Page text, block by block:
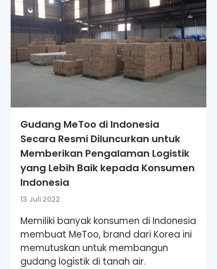
Gudang MeToo di Indonesia
Secara Resmi Diluncurkan untuk
Memberikan Pengalaman Logistik
yang Lebih Baik kepada Konsumen
Indonesia
13 Juli 2022
Memiliki banyak konsumen di Indonesia
membuat MeToo, brand dari Korea ini
memutuskan untuk membangun
gudang logistik di tanah air.